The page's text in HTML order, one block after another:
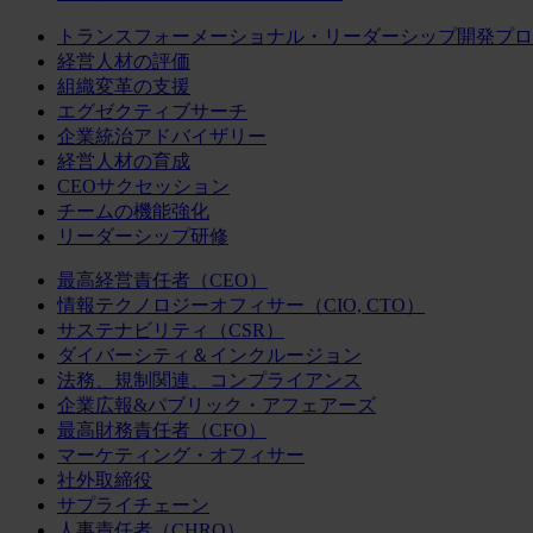
トランスフォーメーショナル・リーダーシップ開発プ
経営人材の評価
組織変革の支援
エグゼクティブサーチ
企業統治アドバイザリー
経営人材の育成
CEOサクセッション
チームの機能強化
リーダーシップ研修
最高経営責任者（CEO）
情報テクノロジーオフィサー（CIO, CTO）
サステナビリティ（CSR）
ダイバーシティ＆インクルージョン
法務、規制関連、コンプライアンス
企業広報&パブリック・アフェアーズ
最高財務責任者（CFO）
マーケティング・オフィサー
社外取締役
サプライチェーン